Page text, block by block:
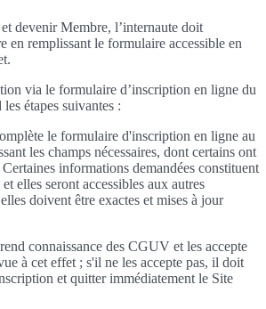
devenir Membre, l’internaute doit
en remplissant le formulaire accessible en
via le formulaire d’inscription en ligne du
étapes suivantes :
le formulaire d'inscription en ligne au
les champs nécessaires, dont certains ont
informations demandées constituent
elles seront accessibles aux autres
doivent être exactes et mises à jour
connaissance des CGUV et les accepte
à cet effet ; s'il ne les accepte pas, il doit
et quitter immédiatement le Site